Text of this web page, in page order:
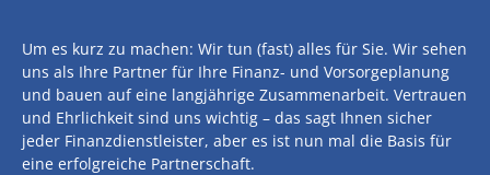
Um es kurz zu machen: Wir tun (fast) alles für Sie. Wir sehen
uns als Ihre Partner für Ihre Finanz- und Vorsorgeplanung
und bauen auf eine langjährige Zusammenarbeit. Vertrauen
und Ehrlichkeit sind uns wichtig – das sagt Ihnen sicher
jeder Finanzdienstleister, aber es ist nun mal die Basis für
eine erfolgreiche Partnerschaft.